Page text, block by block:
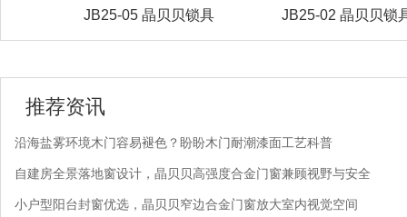
JB25-02 晶贝贝锁具 JB25-01 晶贝贝锁
推荐资讯
沿海盐雾环境木门容易褪色？盼盼木门耐潮漆面工艺科普
自建房全景落地窗设计，晶贝贝高强度合金门窗兼顾视野与安全
小户型阳台封窗优选，晶贝贝窄边合金门窗放大室内视觉空间